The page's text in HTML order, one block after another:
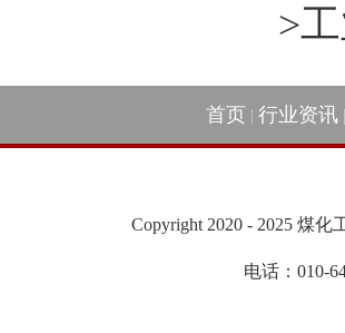
>
首页 | 行业资讯 |
Copyright 2020 - 2025 煤
电话：010-